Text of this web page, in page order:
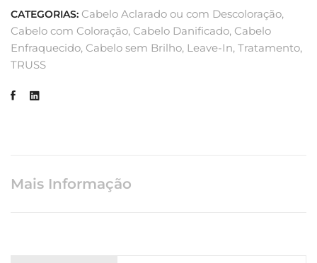
CATEGORIAS: Cabelo Aclarado ou com Descoloração,
Cabelo com Coloração, Cabelo Danificado, Cabelo
Enfraquecido, Cabelo sem Brilho, Leave-In, Tratamento,
TRUSS
Mais Informação